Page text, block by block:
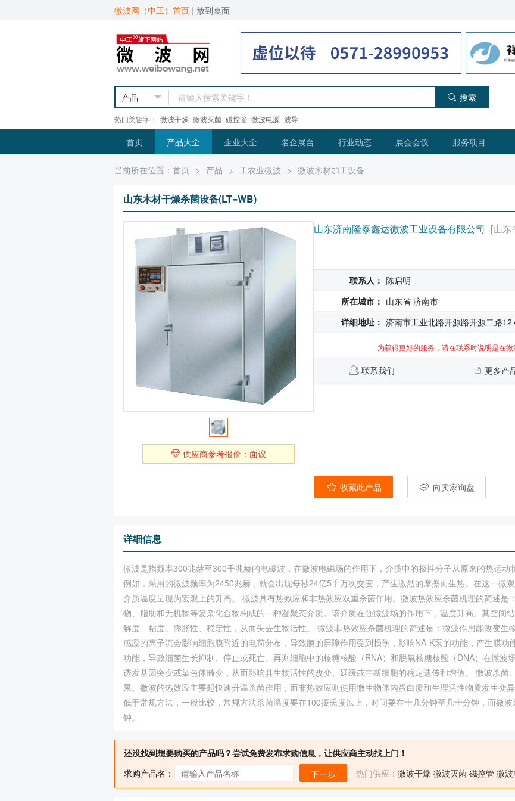
微波网（中工）首页 | 放到桌面
搜索
热门关键字： 微波干燥 微波灭菌 磁控管 微波电源 波导
首页 产品大全 企业大全 名企展台 行业动态 展会会议 服务项目
当前所在位置： 首页 > 产品 > 工农业微波 > 微波木材加工设备
山东木材干燥杀菌设备(LT=WB)
供应商参考报价：面议
山东济南隆泰鑫达微波工业设备有限公司 [山东
联系人： 陈启明
所在城市： 山东省 济南市
详细地址： 济南市工业北路开源路开源二路12
为获得更好的服务，请在联系时说明是在微
联系我们 更多产
收藏此产品 向卖家询盘
详细信息
微波是指频率300兆赫至300千兆赫的电磁波，在微波电磁场的作用下，介质中的极性分子从原来的热运动
例如，采用的微波频率为2450兆赫，就会出现每秒24亿5千万次交变，产生激烈的摩擦而生热。在这一微
介质温度呈现为宏观上的升高。 微波具有热效应和非热效应双重杀菌作用。微波热效应杀菌机理的简述是
物、脂肪和无机物等复杂化合物构成的一种凝聚态介质。该介质在强微波场的作用下，温度升高。其空间
解度、粘度、膨胀性、稳定性，从而失去生物活性。 微波非热效应杀菌机理的简述是：微波作用能改变生
感应的离子流会影响细胞膜附近的电荷分布，导致膜的屏障作用受到损伤，影响NA-K泵的功能，产生膜
功能，导致细菌生长抑制、停止或死亡。再则细胞中的核糖核酸（RNA）和脱氧核糖核酸（DNA）在微波
诱发基因突变或染色体畸变，从而影响其生物活性的改变、延缓或中断细胞的稳定遗传和增值。 微波杀菌
果。微波的热效应主要起快速升温杀菌作用；而非热效应则使用微生物体内蛋白质和生理活性物质发生变
低于常规方法，一般比较，常规方法杀菌温度要在100摄氏度以上，时间要在十几分钟至几十分钟，而微
钟。
还没找到想要购买的产品吗？尝试免费发布求购信息，让供应商主动找上门！
求购产品名：
下一步 热门供应： 微波干燥 微波灭菌 磁控管 微